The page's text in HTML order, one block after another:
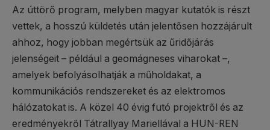
Az úttörő program, melyben magyar kutatók is részt
vettek, a hosszú küldetés után jelentősen hozzájárult
ahhoz, hogy jobban megértsük az űridőjárás
jelenségeit – például a geomágneses viharokat –,
amelyek befolyásolhatják a műholdakat, a
kommunikációs rendszereket és az elektromos
hálózatokat is. A közel 40 évig futó projektről és az
eredményekről Tátrallyay Mariellával a HUN-REN